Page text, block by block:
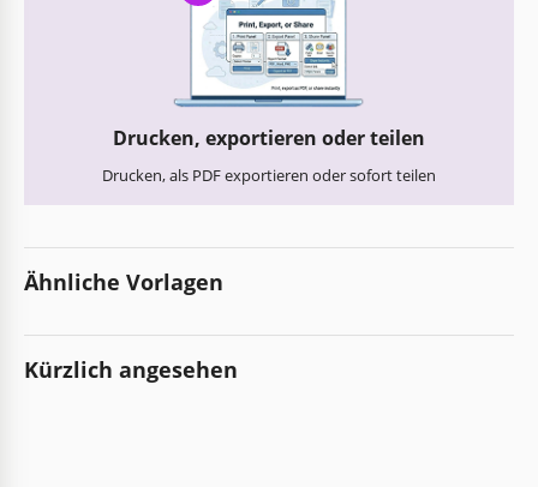
Drucken, exportieren oder teilen
Drucken, als PDF exportieren oder sofort teilen
Ähnliche Vorlagen
Kürzlich angesehen